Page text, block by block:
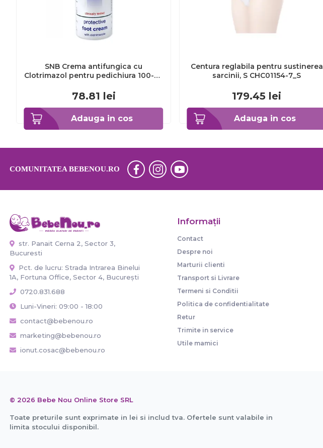
Adauga in cos
SNB Crema antifungica cu
Clotrimazol pentru pedichiura 100-ml
78.81 lei
Adauga in cos
Centura reglabila pentru sustinerea
sarcinii, S CHC01154-7_S
179.45 lei
COMUNITATEA BEBENOU.RO
str. Panait Cerna 2, Sector 3,
Bucuresti
Pct. de lucru: Strada Intrarea Binelui
1A, Fortuna Office, Sector 4, București
0720.831.688
Luni-Vineri: 09:00 - 18:00
contact@bebenou.ro
marketing@bebenou.ro
ionut.cosac@bebenou.ro
Informaţii
Contact
Despre noi
Marturii clienti
Transport si Livrare
Termeni si Conditii
Politica de confidentialitate
Retur
Trimite in service
Utile mamici
© 2026 Bebe Nou Online Store SRL
Toate preturile sunt exprimate in lei si includ tva. Ofertele sunt valabile in
limita stocului disponibil.